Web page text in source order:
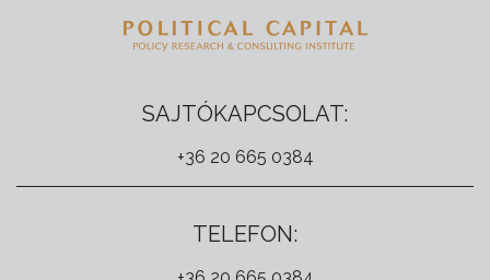
SAJTÓKAPCSOLAT:
+36 20 665 0384
TELEFON: